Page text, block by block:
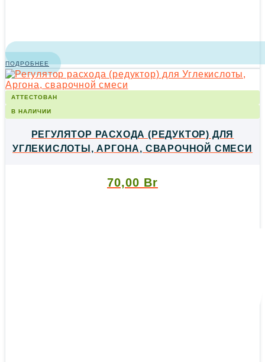
ПОДРОБНЕЕ
АТТЕСТОВАН
В НАЛИЧИИ
РЕГУЛЯТОР РАСХОДА (РЕДУКТОР) ДЛЯ
УГЛЕКИСЛОТЫ, АРГОНА, СВАРОЧНОЙ СМЕСИ
70,00 Br